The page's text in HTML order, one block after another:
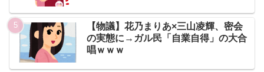
【物議】花乃まりあ×三山凌輝、密会
の実態に→ガル民「自業自得」の大合
唱ｗｗｗ